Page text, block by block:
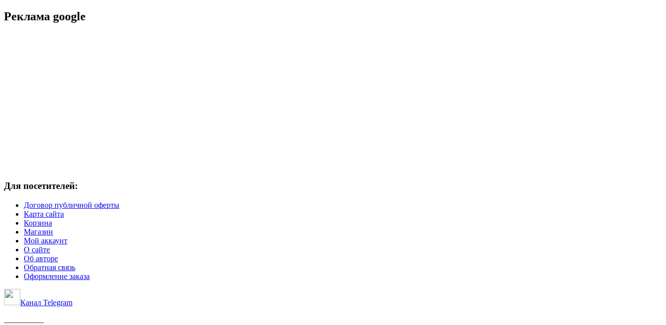
Реклама google
Для посетителей:
Договор публичной оферты
Карта сайта
Корзина
Магазин
Мой аккаунт
О сайте
Об авторе
Обратная связь
Оформление заказа
Канал Telegram